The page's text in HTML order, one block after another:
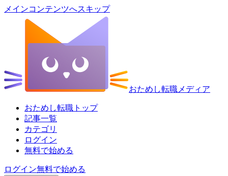
メインコンテンツへスキップ
おためし転職メディア
おためし転職トップ
記事一覧
カテゴリ
ログイン
無料で始める
ログイン無料で始める